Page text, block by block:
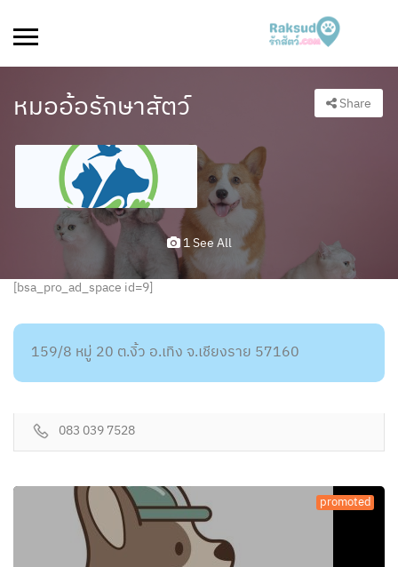
หมออ้อรักษาสัตว์ Share
1 See All
[bsa_pro_ad_space id=9]
159/8 หมู่ 20 ต.งิ้ว อ.เทิง จ.เชียงราย 57160
083 039 7528
promoted